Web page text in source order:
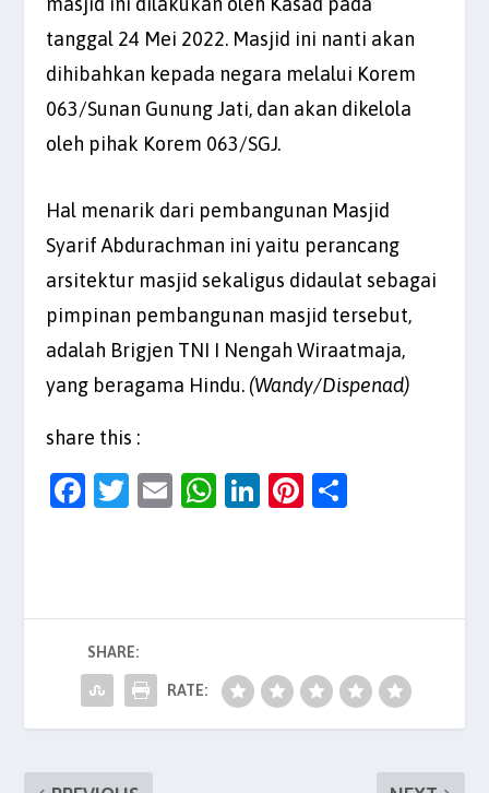
tanggal 24 Mei 2022. Masjid ini nanti akan
dihibahkan kepada negara melalui Korem
063/Sunan Gunung Jati, dan akan dikelola
oleh pihak Korem 063/SGJ.
Hal menarik dari pembangunan Masjid
Syarif Abdurachman ini yaitu perancang
arsitektur masjid sekaligus didaulat sebagai
pimpinan pembangunan masjid tersebut,
adalah Brigjen TNI I Nengah Wiraatmaja,
yang beragama Hindu. (Wandy/Dispenad)
share this :
F
b
o
o
k
T
E
W
A
p
p
Li
dI
n
Pi
t
SHARE:
RATE: